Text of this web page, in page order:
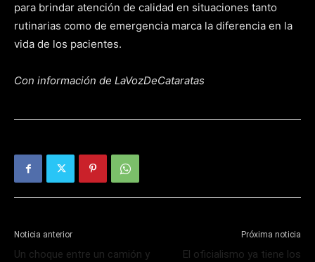
para brindar atención de calidad en situaciones tanto
rutinarias como de emergencia marca la diferencia en la
vida de los pacientes.
Con información de LaVozDeCataratas
Noticia anterior
Un choque entre un camión y
Próxima noticia
El oficialismo ya tiene los